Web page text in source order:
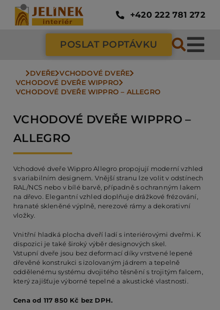
Přeskočit
obsah
+420 222 781 272
POSLAT POPTÁVKU
DVEŘE VCHODOVÉ DVEŘE
VCHODOVÉ DVEŘE WIPPRO
VCHODOVÉ DVEŘE WIPPRO – ALLEGRO
VCHODOVÉ DVEŘE WIPPRO –
ALLEGRO
Vchodové dveře Wippro Allegro propojují moderní vzhled
s variabilním designem. Vnější stranu lze volit v odstínech
RAL/NCS nebo v bílé barvě, případně s ochranným lakem
na dřevo. Elegantní vzhled doplňuje drážkové frézování,
hranaté skleněné výplně, nerezové rámy a dekorativní
vložky.
Vnitřní hladká plocha dveří ladí s interiérovými dveřmi. K
dispozici je také široký výběr designových skel.
Vstupní dveře jsou bez deformací díky vrstvené lepené
dřevěné konstrukci s izolovaným jádrem a tepelně
oddělenému systému dvojitého těsnění s trojitým falcem,
který zajišťuje výborné tepelné a akustické vlastnosti.
Cena od 117 850 Kč bez DPH.